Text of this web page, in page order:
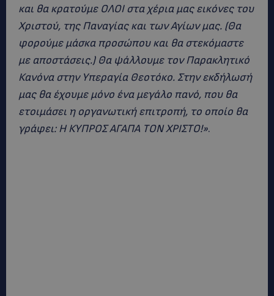
και θα κρατούμε ΟΛΟΙ στα χέρια μας εικόνες του
Χριστού, της Παναγίας και των Αγίων μας. (Θα
φορούμε μάσκα προσώπου και θα στεκόμαστε
με αποστάσεις.) Θα ψάλλουμε τον Παρακλητικό
Κανόνα στην Υπεραγία Θεοτόκο. Στην εκδήλωσή
μας θα έχουμε μόνο ένα μεγάλο πανό, που θα
ετοιμάσει η οργανωτική επιτροπή, το οποίο θα
γράφει: Η ΚΥΠΡΟΣ ΑΓΑΠΑ ΤΟΝ ΧΡΙΣΤΟ!».